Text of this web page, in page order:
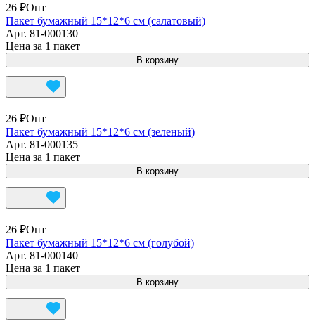
26 ₽Опт
Пакет бумажный 15*12*6 см (салатовый)
Арт. 81-000130
Цена за 1 пакет
В корзину
26 ₽Опт
Пакет бумажный 15*12*6 см (зеленый)
Арт. 81-000135
Цена за 1 пакет
В корзину
26 ₽Опт
Пакет бумажный 15*12*6 см (голубой)
Арт. 81-000140
Цена за 1 пакет
В корзину